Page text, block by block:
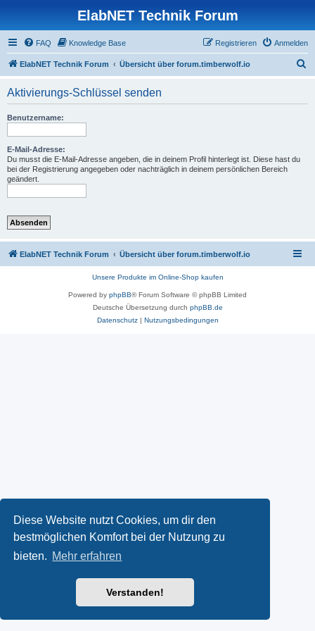
Diese Website nutzt Cookies, um dir den
bestmöglichen Komfort bei der Nutzung zu
bieten. Mehr erfahren
Verstanden!
ElabNET Technik Forum
FAQ Knowledge Base Anmelden
Registrieren
ElabNET Technik Forum Übersicht über forum.timberwolf.io
Aktivierungs-Schlüssel senden
Benutzername:
E-Mail-Adresse:
Du musst die E-Mail-Adresse angeben, die in deinem Profil hinterlegt ist. Diese hast du
bei der Registrierung angegeben oder nachträglich in deinem persönlichen Bereich
geändert.
ElabNET Technik Forum Übersicht über forum.timberwolf.io
Unsere Produkte im Online-Shop kaufen
Powered by phpBB® Forum Software © phpBB Limited
Deutsche Übersetzung durch phpBB.de
Datenschutz| Nutzungsbedingungen